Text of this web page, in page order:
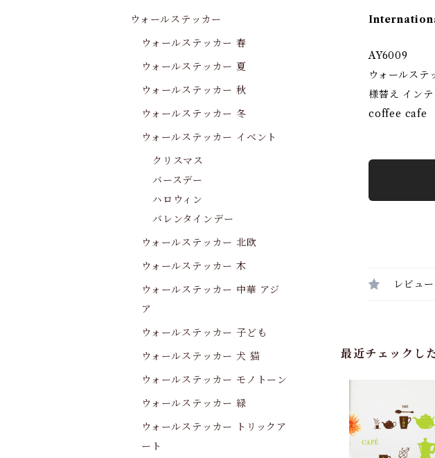
AY6009
ウォールス
様替え イン
coffee cafe
レビュー
最近チェックし
ウォールステッカー
ウォールステッカー 春
ウォールステッカー 夏
ウォールステッカー 秋
ウォールステッカー 冬
ウォールステッカー イベント
クリスマス
バースデー
ハロウィン
バレンタインデー
ウォールステッカー 北欧
ウォールステッカー 木
ウォールステッカー 中華 アジ
ア
ウォールステッカー 子ども
ウォールステッカー 犬 猫
ウォールステッカー モノトーン
ウォールステッカー 緑
ウォールステッカー トリックア
ート